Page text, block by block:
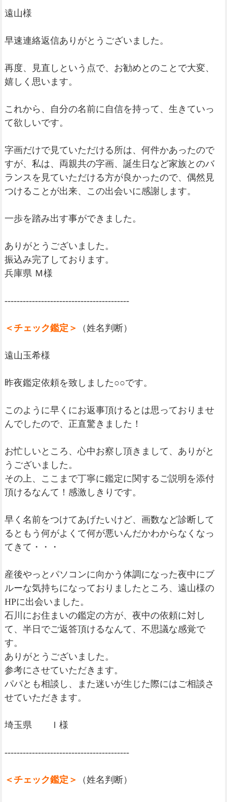
遠山様
早速連絡返信ありがとうございました。
再度、見直しという点で、お勧めとのことで大変、
嬉しく思います。
これから、自分の名前に自信を持って、生きていっ
て欲しいです。
字画だけで見ていただける所は、何件かあったので
すが、私は、両親共の字画、誕生日など家族とのバ
ランスを見ていただける方が良かったので、偶然見
つけることが出来、この出会いに感謝します。
一歩を踏み出す事ができました。
ありがとうございました。
振込み完了しております。
兵庫県 Ｍ様
-----------------------------------------
＜チェック鑑定＞ （姓名判断）
遠山玉希様
昨夜鑑定依頼を致しました○○です。
このように早くにお返事頂けるとは思っておりませ
んでしたので、正直驚きました！
お忙しいところ、心中お察し頂きまして、ありがと
うございました。
その上、ここまで丁寧に鑑定に関するご説明を添付
頂けるなんて！感激しきりです。
早く名前をつけてあげたいけど、画数など診断して
るともう何がよくて何が悪いんだかわからなくなっ
てきて・・・
産後やっとパソコンに向かう体調になった夜中にブ
ルーな気持ちになっておりましたところ、遠山様の
HPに出会いました。
石川にお住まいの鑑定の方が、夜中の依頼に対し
て、半日でご返答頂けるなんて、不思議な感覚で
す。
ありがとうございました。
参考にさせていただきます。
パパとも相談し、また迷いが生じた際にはご相談さ
せていただきます。
埼玉県 Ｉ様
-----------------------------------------
＜チェック鑑定＞ （姓名判断）